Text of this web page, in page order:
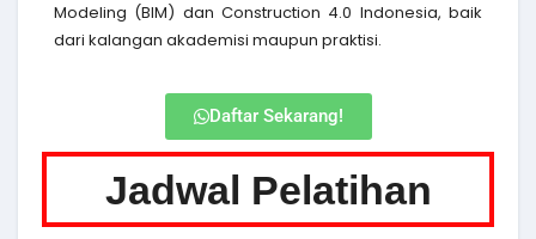
Modeling (BIM) dan Construction 4.0 Indonesia, baik
dari kalangan akademisi maupun praktisi.
Daftar Sekarang!
Jadwal Pelatihan